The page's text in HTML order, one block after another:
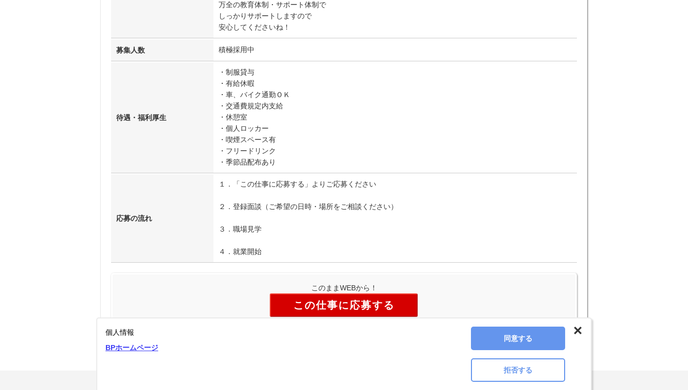
万全の教育体制・サポート体制で
しっかりサポートしますので
安心してくださいね！
募集人数 積極採用中
待遇・福利厚生
・制服貸与
・有給休暇
・車、バイク通勤ＯＫ
・交通費規定内支給
・休憩室
・個人ロッカー
・喫煙スペース有
・フリードリンク
・季節品配布あり
応募の流れ
１．「この仕事に応募する」よりご応募ください
２．登録面談（ご希望の日時・場所をご相談ください）
３．職場見学
４．就業開始
このままWEBから！
この仕事に応募する
リストにもどる
個人情報
BPホームページ
×
同意する
拒否する